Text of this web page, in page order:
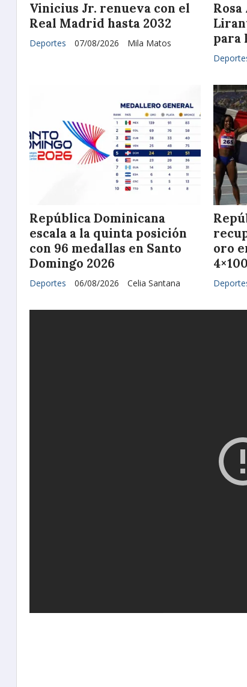
Vinicius Jr. renueva con el
Real Madrid hasta 2032
Mila Matos
Deportes 07/08/2026
para
República Dominicana
escala a la quinta posición
con 96 medallas en Santo
Domingo 2026
Celia Santana
Deportes 06/08/2026
oro
4×100